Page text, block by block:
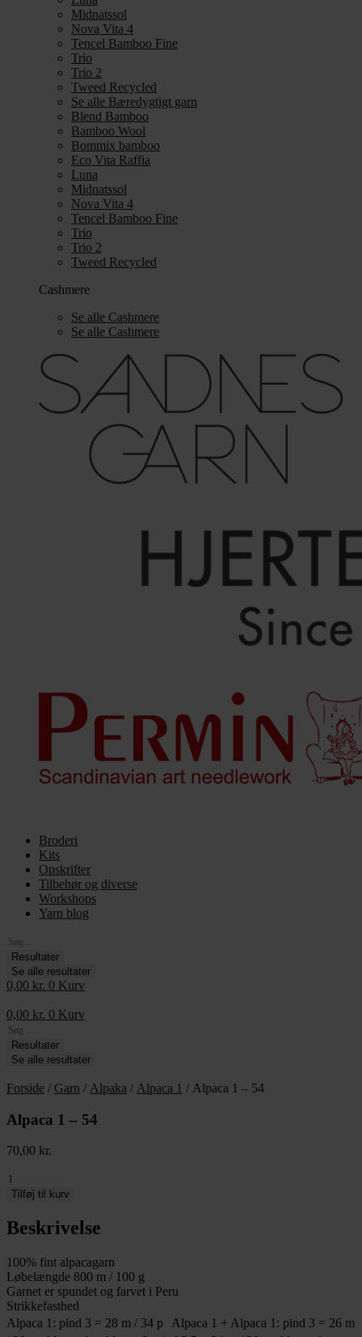
Midnatssol
Nova Vita 4
Tencel Bamboo Fine
Trio
Trio 2
Tweed Recycled
Se alle Bæredygtigt garn
Blend Bamboo
Bamboo Wool
Bommix bamboo
Eco Vita Raffia
Luna
Midnatssol
Nova Vita 4
Tencel Bamboo Fine
Trio
Trio 2
Tweed Recycled
Cashmere
Se alle Cashmere
Se alle Cashmere
Broderi
Kits
Opskrifter
Tilbehør og diverse
Workshops
Yarn blog
Search
...Resultater
Se alle resultater
0,00 kr. 0 Kurv
0,00 kr. 0 Kurv
Search
...Resultater
Se alle resultater
Forside / Garn / Alpaka / Alpaca 1 / Alpaca 1 – 54
Alpaca 1 – 54
70,00 kr.
Alpaca
1
54
antal
Tilføj til kurv
Beskrivelse
100% fint alpacagarn
Løbelængde 800 m / 100 g
Garnet er spundet og farvet i Peru
Strikkefasthed
Alpaca 1: pind 3 = 28 m / 34 p Alpaca 1 + Alpaca 1: pind 3 = 26 m